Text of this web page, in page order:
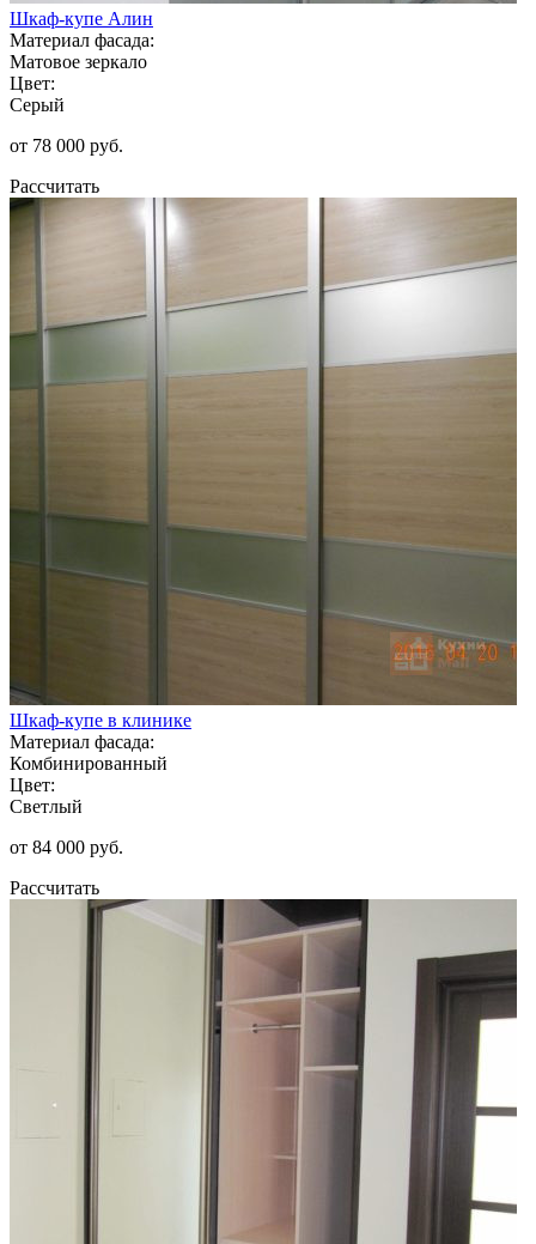
Шкаф-купе Алин
Материал фасада:
Матовое зеркало
Цвет:
Серый
от 78 000 руб.
Рассчитать
Шкаф-купе в клинике
Материал фасада:
Комбинированный
Цвет:
Светлый
от 84 000 руб.
Рассчитать